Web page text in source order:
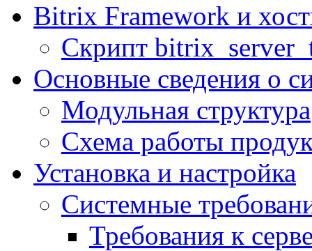
Bitrix Framework и
Скрипт
Основные сведения о
Модульная структура
Схема работы
Установка и настройка
Системные
Требования к